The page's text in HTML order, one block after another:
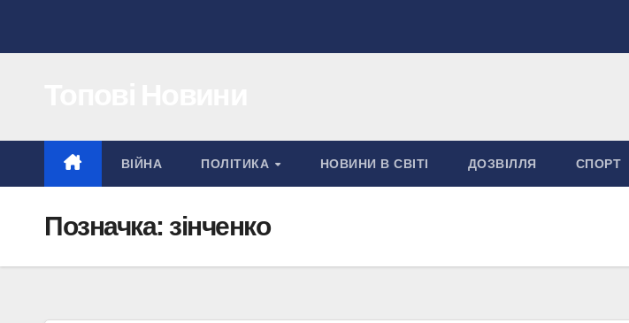
ВІЙНА ПОЛІТИКА НОВИНИ В СВІТІ ДОЗВІЛЛЯ СПОРТ
Позначка: зінченко